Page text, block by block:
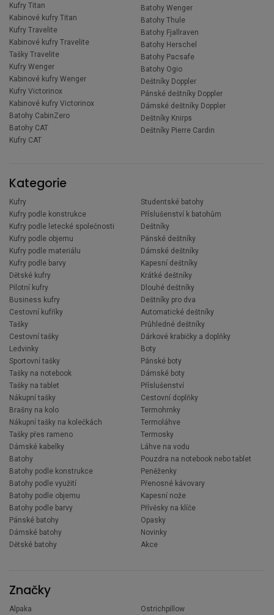
Kufry Titan
Kabinové kufry Titan
Kufry Travelite
Kabinové kufry Travelite
Tašky Travelite
Kufry Wenger
Kabinové kufry Wenger
Kufry Victorinox
Kabinové kufry Victorinox
Batohy CabinZero
Batohy CAT
Kufry CAT
Batohy Wenger
Batohy Thule
Batohy Fjallraven
Batohy Herschel
Batohy Pacsafe
Batohy Ogio
Deštníky Doppler
Pánské deštníky Doppler
Dámské deštníky Doppler
Deštníky Knirps
Deštníky Pierre Cardin
Kategorie
Kufry
Kufry podle konstrukce
Kufry podle letecké společnosti
Kufry podle objemu
Kufry podle materiálu
Kufry podle barvy
Dětské kufry
Pilotní kufry
Business kufry
Cestovní kufříky
Tašky
Cestovní tašky
Ledvinky
Sportovní tašky
Tašky na notebook
Tašky na tablet
Nákupní tašky
Brašny na kolo
Nákupní tašky na kolečkách
Tašky přes rameno
Dámské kabelky
Batohy
Batohy podle konstrukce
Batohy podle využití
Batohy podle objemu
Batohy podle barvy
Pánské batohy
Dámské batohy
Dětské batohy
Studentské batohy
Příslušenství k batohům
Deštníky
Pánské deštníky
Dámské deštníky
Kapesní deštníky
Krátké deštníky
Dlouhé deštníky
Deštníky pro dva
Automatické deštníky
Průhledné deštníky
Dárkové krabičky a doplňky
Boty
Pánské boty
Dámské boty
Příslušenství
Cestovní doplňky
Termohrnky
Termoláhve
Termosky
Láhve na vodu
Pouzdra na notebook nebo tablet
Peněženky
Přenosné kávovary
Kapesní nože
Přívěsky na klíče
Opasky
Novinky
Akce
Značky
Alpaka
Ostrichpillow